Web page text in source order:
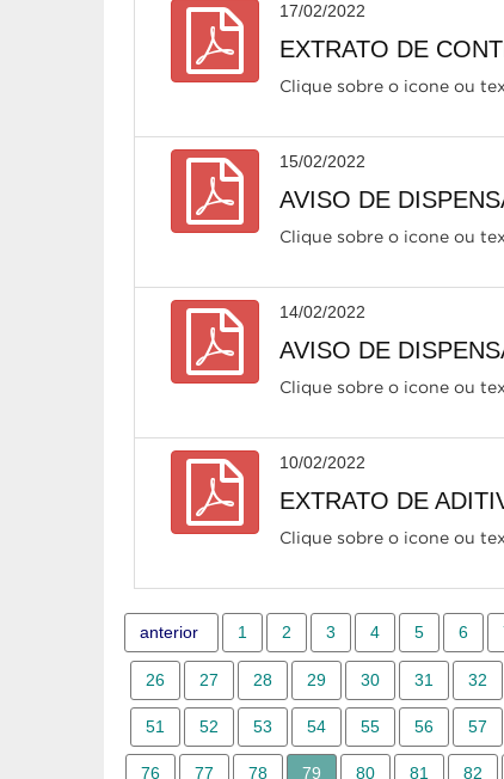
17/02/2022
EXTRATO DE
Clique sobre o icone ou
15/02/2022
AVISO DE
Clique sobre o icone ou
14/02/2022
AVISO DE
Clique sobre o icone ou
10/02/2022
EXTRATO DE
Clique sobre o icone ou
anterior 1 2 3 4 5 6
26 27 28 29 30 31 32
51 52 53 54 55 56 57
76 77 78 79 80 81 82